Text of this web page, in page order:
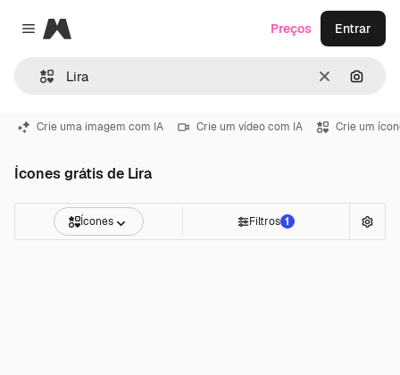
Close menu
Magnific
Limpar
Preços Entrar
Crie uma imagem com IA Crie um vídeo com IA Crie um
Ícones grátis de Lira
Ícones Filtros 1